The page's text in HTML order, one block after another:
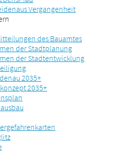
Vergangenheit
des Bauamtes
der Stadtplanung
der Stadtentwicklung
2035+
2035+